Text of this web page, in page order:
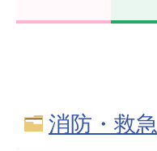
消防・救急